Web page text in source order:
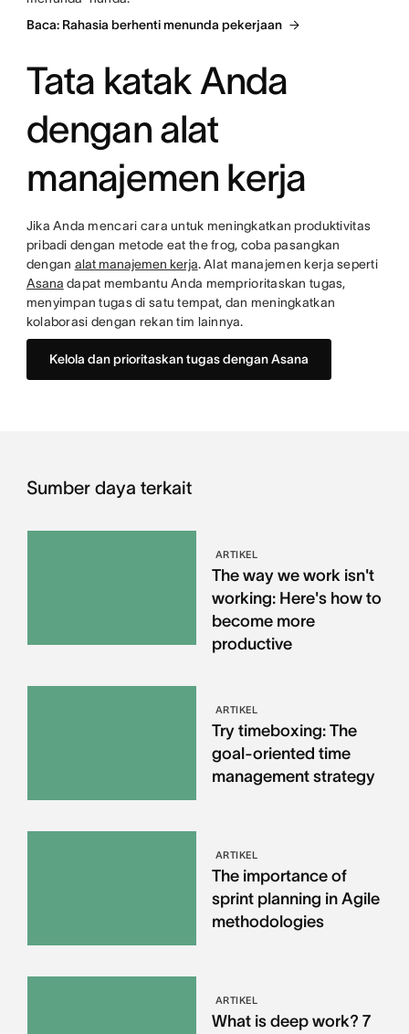
Baca: Rahasia berhenti menunda pekerjaan
Tata katak Anda
dengan alat
manajemen kerja
Jika Anda mencari cara untuk meningkatkan produktivitas
pribadi dengan metode eat the frog, coba pasangkan
dengan alat manajemen kerja. Alat manajemen kerja seperti
Asana dapat membantu Anda memprioritaskan tugas,
menyimpan tugas di satu tempat, dan meningkatkan
kolaborasi dengan rekan tim lainnya.
Kelola dan prioritaskan tugas dengan Asana
Sumber daya terkait
ARTIKEL
The way we work isn't
working: Here's how to
become more
productive
ARTIKEL
Try timeboxing: The
goal-oriented time
management strategy
ARTIKEL
The importance of
sprint planning in Agile
methodologies
ARTIKEL
What is deep work? 7